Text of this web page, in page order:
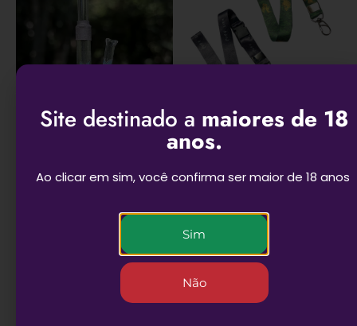
Combo Rick – Seda
R$29,90
Cordão chaveiro
Site destinado a maiores de 18
anos.
Ao clicar em sim, você confirma ser maior de 18 anos
Sim
Não